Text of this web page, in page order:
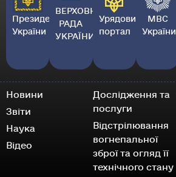
Президент
України
ВЕРХОВНА
РАДА
УКРАЇНИ
Урядовий
портал
МВС
України
Новини
Звіти
Наука
Відео
Дослідження та
послуги
Відстрілювання
вогнепальної
зброї та огляд її
технічного стану